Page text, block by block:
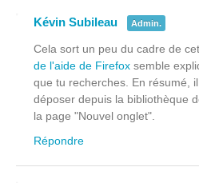
Kévin Subileau Admin.
Cela sort un peu du cadre de
de l'aide de Firefox semble
que tu recherches. En résumé,
déposer depuis la bibliothèque
la page "Nouvel onglet".
Répondre